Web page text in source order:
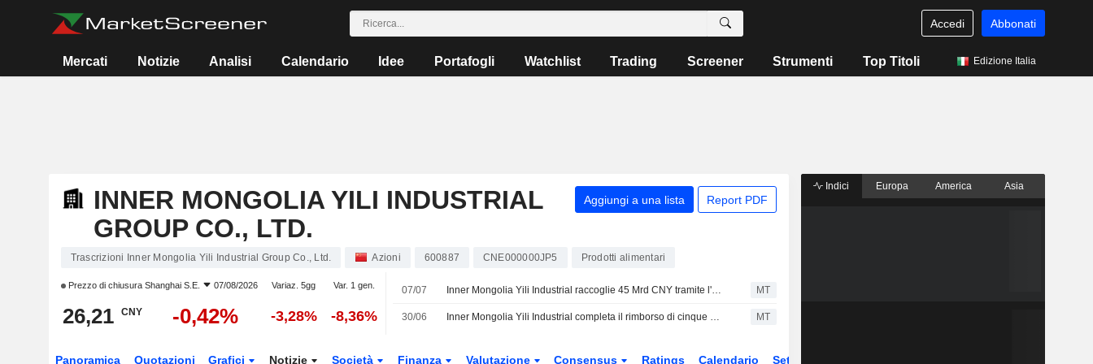
Accedi Abbonati
Mercati Notizie Analisi Calendario Idee Portafogli Watchlist Trading Screener Strumenti Top Titoli Edizione Italia
INNER MONGOLIA YILI INDUSTRIAL
GROUP CO., LTD.
Aggiungi a una lista Report PDF
Trascrizioni Inner Mongolia Yili Industrial Group Co., Ltd. Azioni 600887 CNE000000JP5 Prodotti alimentari
Prezzo di chiusura Shanghai S.E. 07/08/2026 Variaz. 5gg Var. 1 gen.
26,21 CNY -0,42% -3,28% -8,36%
07/07 Inner Mongolia Yili Industrial raccoglie 45 Mrd CNY tramite l'emissione di titoli MT
30/06 Inner Mongolia Yili Industrial completa il rimborso di cinque tranche di Ultra-Short-Term Commercial Papers MT
Panoramica Quotazioni Grafici Notizie Società Finanza Valutazione Consensus Ratings Calendario Settore
Indici Europa America Asia